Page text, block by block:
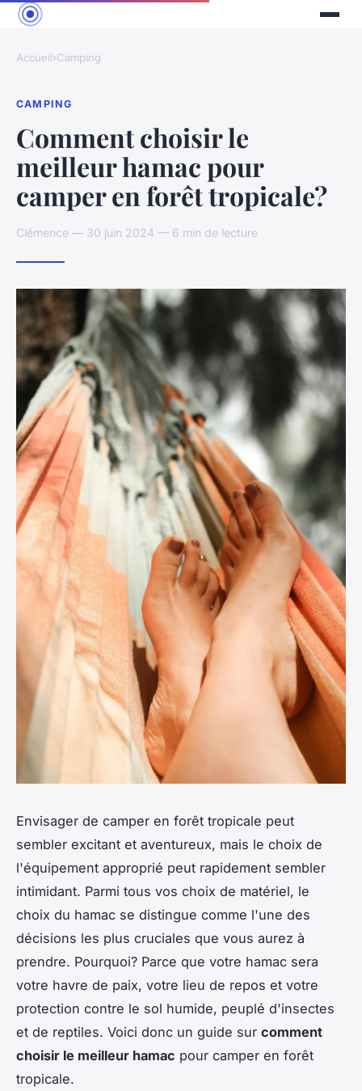
Accueil›Camping
CAMPING
Comment choisir le
meilleur hamac pour
camper en forêt tropicale?
Clémence — 30 juin 2024 — 6 min de lecture
Envisager de camper en forêt tropicale peut
sembler excitant et aventureux, mais le choix de
l'équipement approprié peut rapidement sembler
intimidant. Parmi tous vos choix de matériel, le
choix du hamac se distingue comme l'une des
décisions les plus cruciales que vous aurez à
prendre. Pourquoi? Parce que votre hamac sera
votre havre de paix, votre lieu de repos et votre
protection contre le sol humide, peuplé d'insectes
et de reptiles. Voici donc un guide sur comment
choisir le meilleur hamac pour camper en forêt
tropicale.